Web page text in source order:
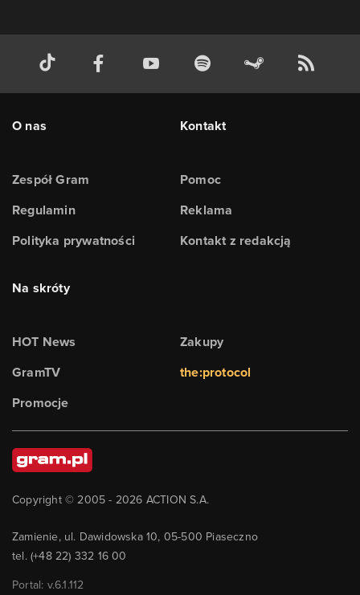
O nas
Zespół Gram
Regulamin
Polityka prywatności
Kontakt
Pomoc
Reklama
Kontakt z redakcją
Na skróty
HOT News
GramTV
Promocje
Zakupy
the:protocol
Copyright © 2005 - 2026 ACTION S.A.
Zamienie, ul. Dawidowska 10, 05-500 Piaseczno
tel. (+48 22) 332 16 00
Portal: v.6.1.112